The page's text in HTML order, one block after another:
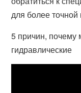
для более точной
5 причин, почему
гидравлические